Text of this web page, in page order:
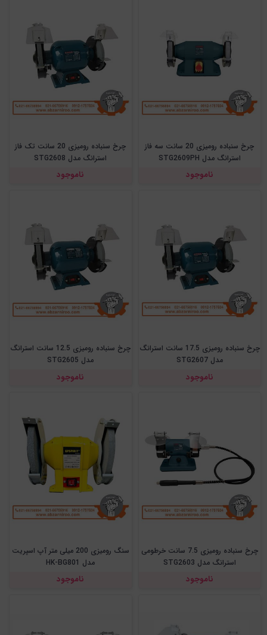
چرخ سنباده رومیزی 20 سانت سه فاز
استرانگ مدل STG2609PH
ناموجود
چرخ سنباده رومیزی 20 سانت تک فاز
استرانگ مدل STG2608
ناموجود
چرخ سنباده رومیزی 17.5 سانت استرانگ
مدل STG2607
ناموجود
چرخ سنباده رومیزی 12.5 سانت استرانگ
مدل STG2605
ناموجود
چرخ سنباده رومیزی 7.5 سانت خرطومی
استرانگ مدل STG2603
ناموجود
سنگ رومیزی 200 میلی متر آپ اسپریت
مدل HK-BG801
ناموجود